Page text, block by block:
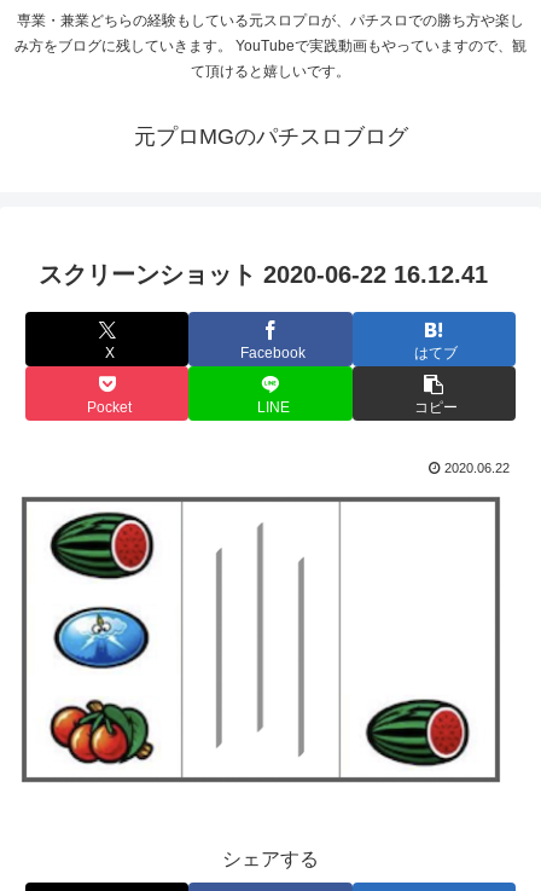
専業・兼業どちらの経験もしている元スロプロが、パチスロでの勝ち方や楽し
み方をブログに残していきます。 YouTubeで実践動画もやっていますので、観
て頂けると嬉しいです。
元プロMGのパチスロブログ
スクリーンショット 2020-06-22 16.12.41
X Facebook はてブ
Pocket LINE コピー
2020.06.22
シェアする